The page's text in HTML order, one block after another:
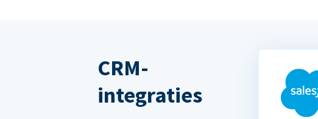
CRM-
integraties